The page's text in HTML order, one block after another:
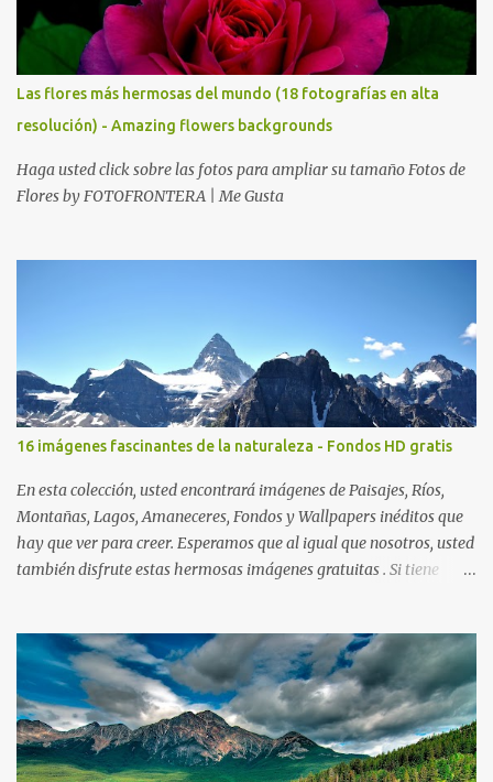
Las flores más hermosas del mundo (18 fotografías en alta
resolución) - Amazing flowers backgrounds
Haga usted click sobre las fotos para ampliar su tamaño Fotos de
Flores by FOTOFRONTERA | Me Gusta
16 imágenes fascinantes de la naturaleza - Fondos HD gratis
En esta colección, usted encontrará imágenes de Paisajes, Ríos,
Montañas, Lagos, Amaneceres, Fondos y Wallpapers inéditos que
hay que ver para creer. Esperamos que al igual que nosotros, usted
también disfrute estas hermosas imágenes gratuitas . Si tiene
de nuestra web, es; www.bancodeimagenesgratis.com Reciban mi
agradecimiento a través de la distancia. -José Luis